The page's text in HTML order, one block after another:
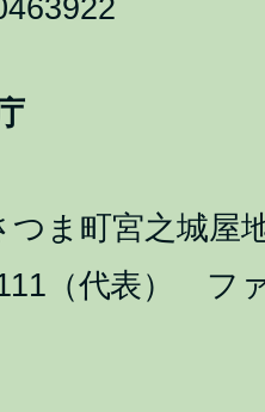
つま町宮之城屋
（代表） フ